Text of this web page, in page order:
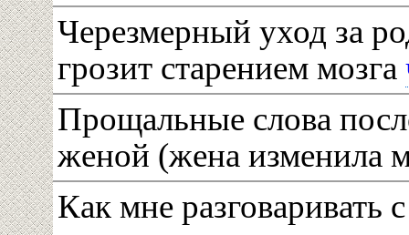
Черезмерный уход за
грозит старением мозга
Прощальные слова
женой (жена изменила
Как мне разговаривать